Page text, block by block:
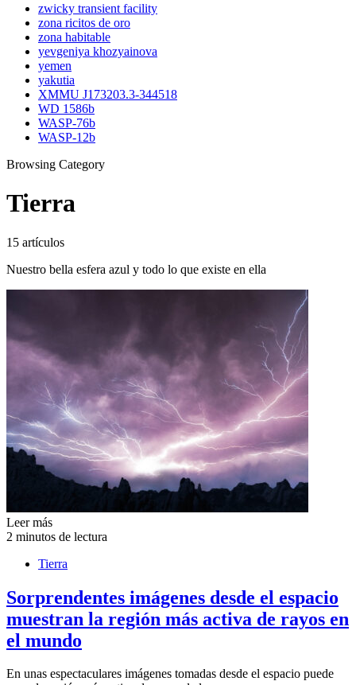
zwicky transient facility
zona ricitos de oro
zona habitable
yevgeniya khozyainova
yemen
yakutia
XMMU J173203.3-344518
WD 1586b
WASP-76b
WASP-12b
Browsing Category
Tierra
15 artículos
Nuestro bella esfera azul y todo lo que existe en ella
Leer más
2 minutos de lectura
Tierra
Sorprendentes imágenes desde el espacio
muestran la región más activa de rayos en
el mundo
En unas espectaculares imágenes tomadas desde el espacio puede